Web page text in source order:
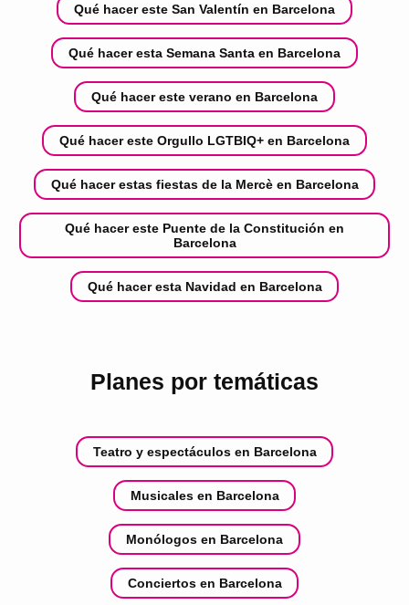
Qué hacer este San Valentín en Barcelona
Qué hacer esta Semana Santa en Barcelona
Qué hacer este verano en Barcelona
Qué hacer este Orgullo LGTBIQ+ en Barcelona
Qué hacer estas fiestas de la Mercè en Barcelona
Qué hacer este Puente de la Constitución en
Barcelona
Qué hacer esta Navidad en Barcelona
Planes por temáticas
Teatro y espectáculos en Barcelona
Musicales en Barcelona
Monólogos en Barcelona
Conciertos en Barcelona